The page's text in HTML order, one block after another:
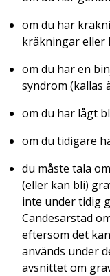
om du har
kräkningar eller
om du har en
syndrom (kallas
om du har lågt
om du tidigare
du måste tala
(eller kan bli)
inte under tidig
Candesarstad
eftersom det
används under
avsnittet om